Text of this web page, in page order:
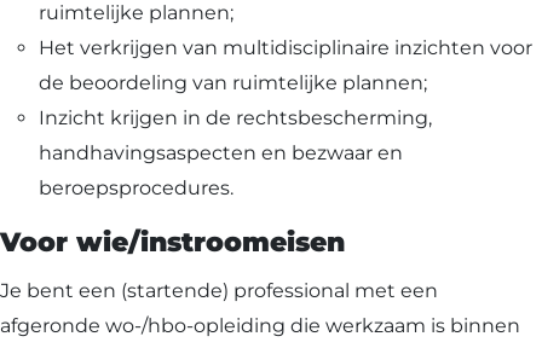
ruimtelijke plannen;
Het verkrijgen van multidisciplinaire inzichten voor
de beoordeling van ruimtelijke plannen;
Inzicht krijgen in de rechtsbescherming,
handhavingsaspecten en bezwaar en
beroepsprocedures.
Voor wie/instroomeisen
Je bent een (startende) professional met een
afgeronde wo-/hbo-opleiding die werkzaam is binnen